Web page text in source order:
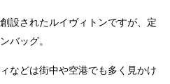
設されたルイヴィトンですが、定
バッグ。
などは街中や空港でも多く見かけ